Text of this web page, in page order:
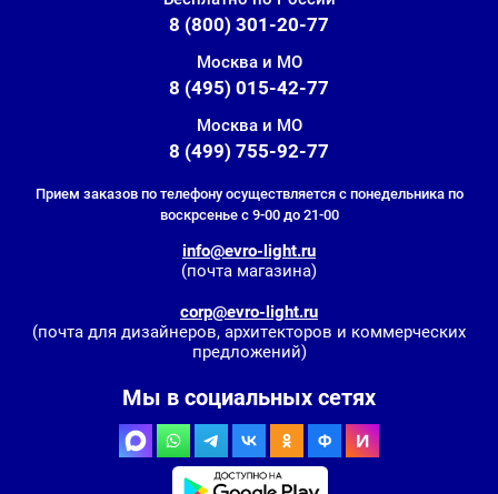
8 (800) 301-20-77
Москва и МО
8 (495) 015-42-77
Москва и МО
8 (499) 755-92-77
Прием заказов по телефону осуществляется с понедельника по
воскрсенье с 9-00 до 21-00
info@evro-light.ru
(почта магазина)
corp@evro-light.ru
(почта для дизайнеров, архитекторов и коммерческих
предложений)
Мы в социальных сетях